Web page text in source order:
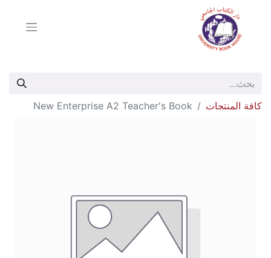
كافة المنتجات New Enterprise A2 Teacher's Book